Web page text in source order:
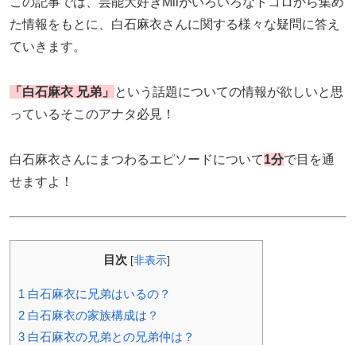
た情報をもとに、白石麻衣さんに関する様々な疑問に答え
ていきます。
「白石麻衣 兄弟」
という話題についての情報が欲しいと思
っているそこのアナタ必見！
白石麻衣さんにまつわるエピソードについて1分で目を通
せますよ！
目次 [非表示]
1 白石麻衣に兄弟はいるの？
2 白石麻衣の家族構成は？
3 白石麻衣の兄弟との兄弟仲は？